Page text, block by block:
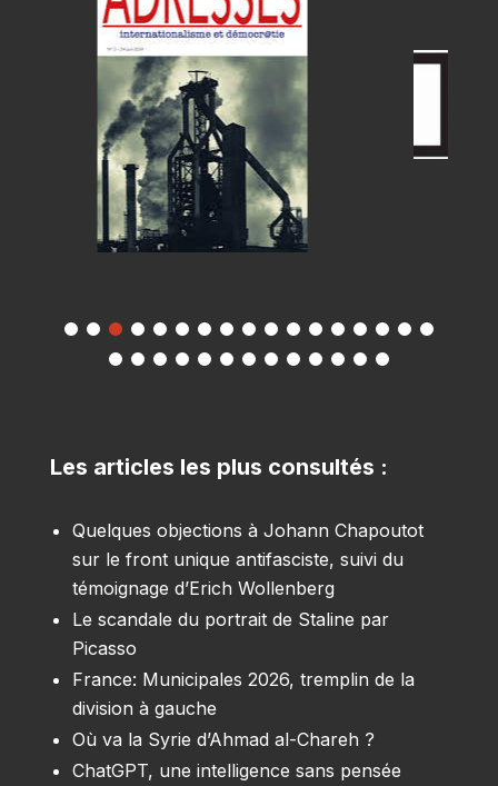
Les articles les plus consultés :
Quelques objections à Johann Chapoutot
sur le front unique antifasciste, suivi du
témoignage d’Erich Wollenberg
Le scandale du portrait de Staline par
Picasso
France: Municipales 2026, tremplin de la
division à gauche
Où va la Syrie d’Ahmad al-Chareh ?
ChatGPT, une intelligence sans pensée